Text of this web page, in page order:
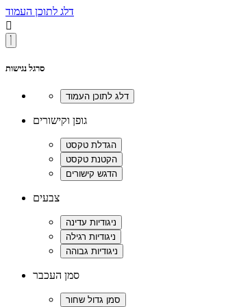
דלג לתוכן העמוד

סרגל נגישות
גופן וקישורים
צבעים
סמן העכבר